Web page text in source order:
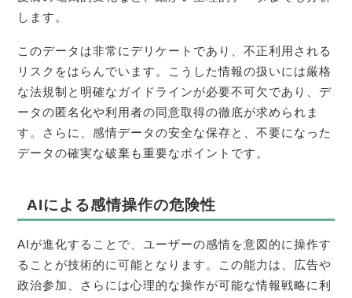
します。
このデータは非常にデリケートであり、不正利用される
リスクをはらんでいます。こうした情報の扱いには厳格
な法規制と明確なガイドラインが必要不可欠であり、デ
ータの匿名化や利用者の同意取得の徹底が求められま
す。さらに、感情データの安全な保存と、不要になった
データの確実な破棄も重要なポイントです。
AIによる感情操作の危険性
AIが進化することで、ユーザーの感情を意図的に操作す
ることが技術的に可能となります。この能力は、広告や
政治参加、さらには心理的な操作が可能な情報戦略に利